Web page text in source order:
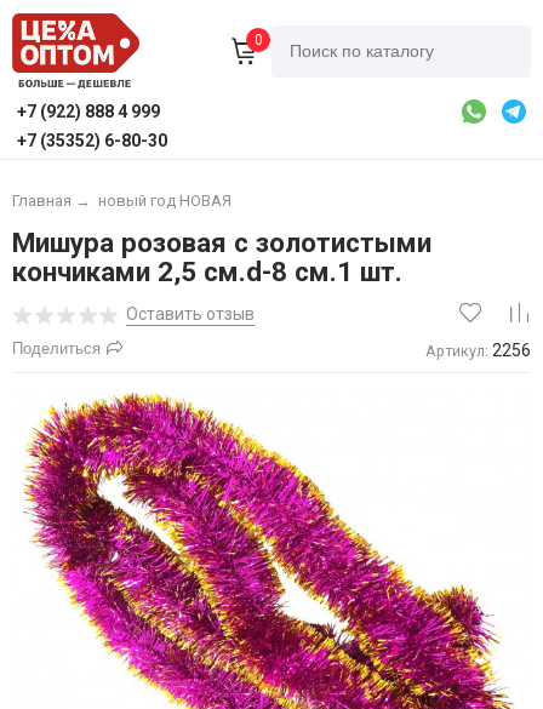
0
+7 (922) 888 4 999
+7 (35352) 6-80-30
Главная → новый год НОВАЯ
Мишура розовая с золотистыми
кончиками 2,5 см.d-8 см.1 шт.
Оставить отзыв
Поделиться Артикул: 2256